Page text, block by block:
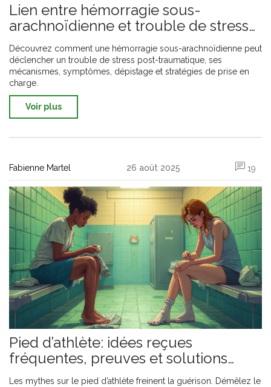
Lien entre hémorragie sous-
arachnoïdienne et trouble de stress
post‑traumatique
Découvrez comment une hémorragie sous-arachnoïdienne peut
déclencher un trouble de stress post-traumatique, ses
mécanismes, symptômes, dépistage et stratégies de prise en
charge.
Voir plus
Fabienne Martel 26 août 2025 19
Pied d’athlète: idées reçues
fréquentes, preuves et solutions
pratiques 2025
Les mythes sur le pied d’athlète freinent la guérison. Démêlez le